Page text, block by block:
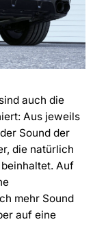
auch die
Aus jeweils
Sound der
die natürlich
Auf
mehr Sound
auf eine